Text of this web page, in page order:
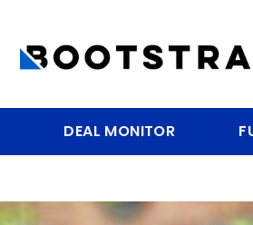
DEAL MONITOR